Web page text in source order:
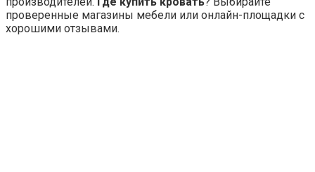
проверенные магазины мебели или онлайн-площадки с
хорошими отзывами.